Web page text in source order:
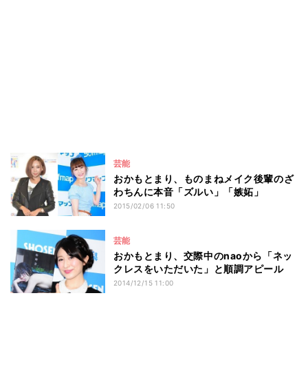
芸能
おかもとまり、ものまねメイク後輩のざ
わちんに本音「ズルい」「嫉妬」
2015/02/06 11:50
芸能
おかもとまり、交際中のnaoから「ネッ
クレスをいただいた」と順調アピール
2014/12/15 11:00